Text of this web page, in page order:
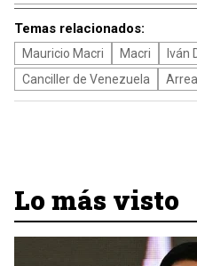
Temas relacionados:
Mauricio Macri Macri Iván
Canciller de Venezuela
Lo más visto